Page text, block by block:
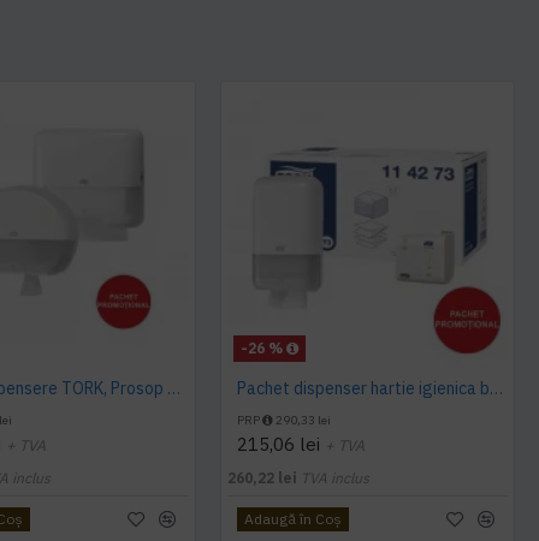
Pachet dispensere TORK, Prosop Pliat, Mini Jumbo, Sapun Spuma 1L
+ TVA
inclus
-26 %
Pachet dispenser hartie igienica bulk Tork + 1 bax consumabil Tork
PRP 290,33 lei
215,06 lei + TVA
260,22 lei TVA inclus
Adaugă în Coş